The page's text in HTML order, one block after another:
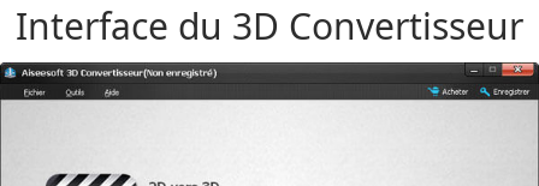
Interface du 3D Convertisseur